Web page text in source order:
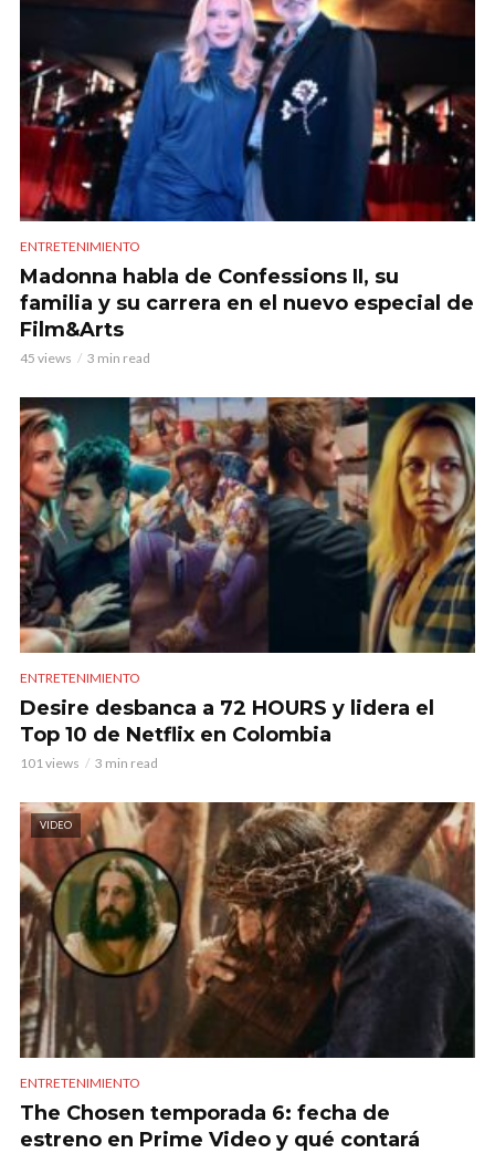
ENTRETENIMIENTO
Madonna habla de Confessions II, su
familia y su carrera en el nuevo especial de
Film&Arts
45 views 3 min read
ENTRETENIMIENTO
Desire desbanca a 72 HOURS y lidera el
Top 10 de Netflix en Colombia
101 views 3 min read
VIDEO
ENTRETENIMIENTO
The Chosen temporada 6: fecha de
estreno en Prime Video y qué contará